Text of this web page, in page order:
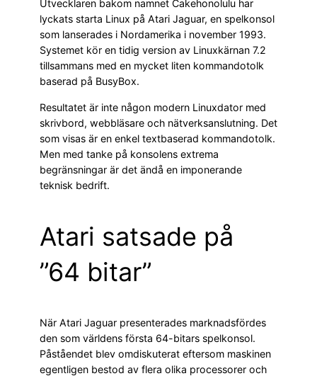
Utvecklaren bakom namnet Cakehonolulu har
lyckats starta Linux på Atari Jaguar, en spelkonsol
som lanserades i Nordamerika i november 1993.
Systemet kör en tidig version av Linuxkärnan 7.2
tillsammans med en mycket liten kommandotolk
baserad på BusyBox.
Resultatet är inte någon modern Linuxdator med
skrivbord, webbläsare och nätverksanslutning. Det
som visas är en enkel textbaserad kommandotolk.
Men med tanke på konsolens extrema
begränsningar är det ändå en imponerande
teknisk bedrift.
Atari satsade på
”64 bitar”
När Atari Jaguar presenterades marknadsfördes
den som världens första 64-bitars spelkonsol.
Påståendet blev omdiskuterat eftersom maskinen
egentligen bestod av flera olika processorer och